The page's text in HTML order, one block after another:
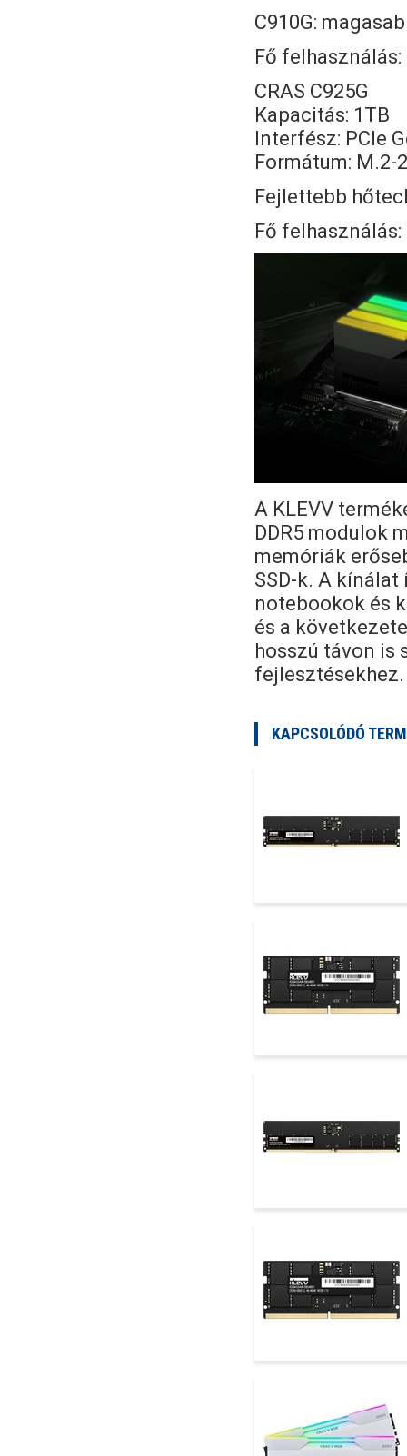
C910G:
Fő
CRAS C925G
Kapacitás: 1TB
Interfész: PCIe
Formátum: M.2-
Fejlettebb
Fő
A KLEVV
DDR5 modulok
memóriák
SSD-k. A
notebookok és
és a
hosszú távon is
fejlesztésekhez.
KAPCSOLÓDÓ